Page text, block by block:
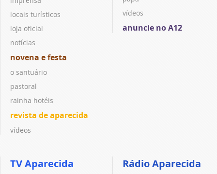
locais turísticos
loja oficial
notícias
novena e festa
o santuário
pastoral
rainha hotéis
revista de aparecida
vídeos
vídeos
anuncie no A12
TV Aparecida Rádio Aparecida